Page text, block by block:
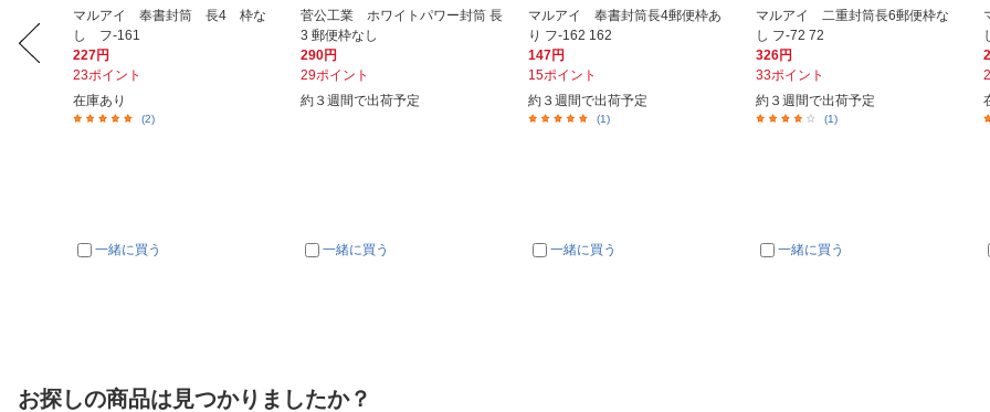
マルアイ 奉書封筒 長4 枠な
し フ-161
227円
23ポイント
在庫あり
(2)
一緒に買う
菅公工業 ホワイトパワー封筒 長
3 郵便枠なし
290円
29ポイント
約３週間で出荷予定
一緒に買う
マルアイ 奉書封筒長4郵便枠あ
り フ-162 162
147円
15ポイント
約３週間で出荷予定
(1)
一緒に買う
マルアイ 二重封筒長6郵便枠な
し フ-72 72
326円
33ポイント
約３週間で出荷予定
(1)
一緒に買う
お探しの商品は見つかりましたか？